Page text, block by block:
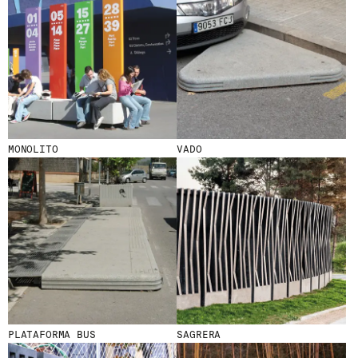
MONOLITO VADO
PLATAFORMA BUS SAGRERA
ENVOYER
J'AI LU ET J'ACCEPTELA POLITIQUE
DE CONFIDENTIALITÉ.
WE ARE MOLINS GO TO CORPORATE SITE
CERTIFICATS